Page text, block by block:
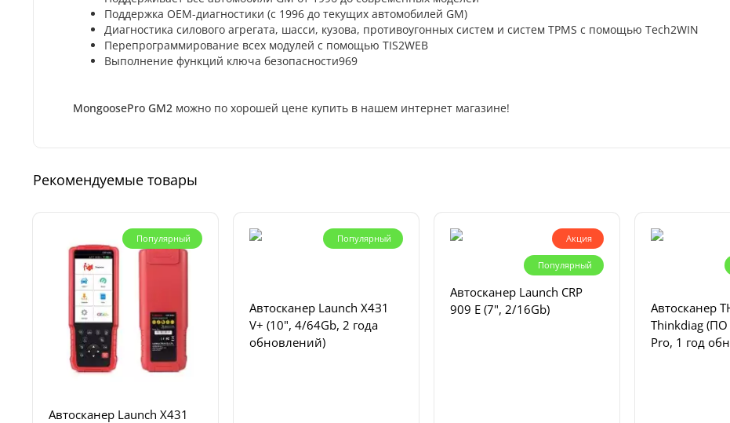
Поддержка OEM-диагностики (с 1996 до текущих автомобилей GM)
Диагностика силового агрегата, шасси, кузова, противоугонных систем и систем TPMS с помощью Tech2WIN
Перепрограммирование всех модулей с помощью TIS2WEB
Выполнение функций ключа безопасности969
MongoosePro GM2 можно по хорошей цене купить в нашем интернет магазине!
Рекомендуемые товары
Популярный
Автосканер Launch X431
Популярный
Автосканер Launch X4З1
V+ (10", 4/64Gb, 2 года
обновлений)
Акция
Популярный
Автосканер Launch CRP
909 E (7", 2/16Gb)
Автосканер
Thinkdiag (ПО
Pro, 1 год